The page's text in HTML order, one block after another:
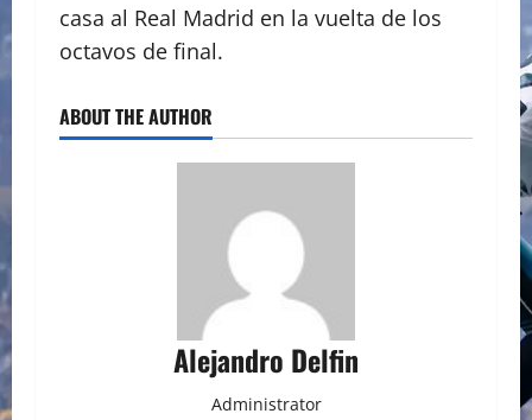
casa al Real Madrid en la vuelta de los
octavos de final.
ABOUT THE AUTHOR
Alejandro Delfin
Administrator